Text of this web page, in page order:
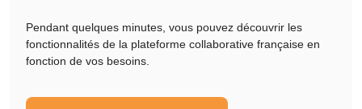
Pendant quelques minutes, vous pouvez découvrir les
fonctionnalités de la plateforme collaborative française en
fonction de vos besoins.